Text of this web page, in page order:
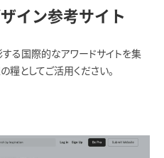
イン参考サイト
る国際的なアワードサイトを集
糧としてご活用ください。